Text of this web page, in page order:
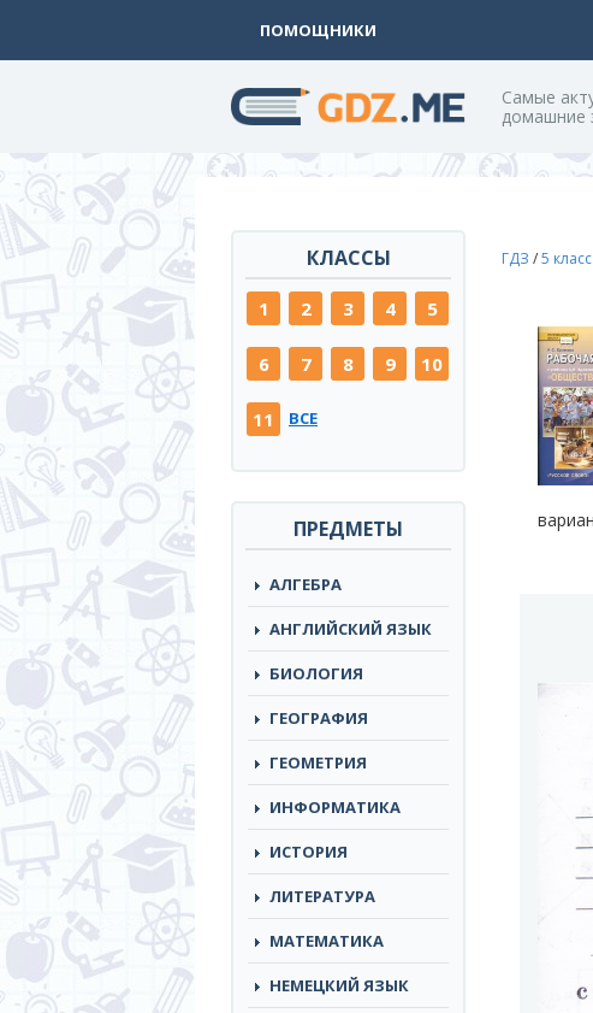
ПОМОЩНИКИ
Cамые
домашние
КЛАССЫ
1 2 3 4 5
6 7 8 9 10
11 ВСЕ
ПРЕДМЕТЫ
АЛГЕБРА
АНГЛИЙСКИЙ ЯЗЫК
БИОЛОГИЯ
ГЕОГРАФИЯ
ГЕОМЕТРИЯ
ИНФОРМАТИКА
ИСТОРИЯ
ЛИТЕРАТУРА
МАТЕМАТИКА
НЕМЕЦКИЙ ЯЗЫК
ГДЗ /5 класс